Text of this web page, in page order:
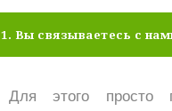
1. Вы связываетесь с
Для этого просто